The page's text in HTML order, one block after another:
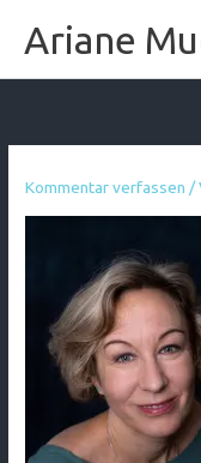
InhaltAriane
Kommentar verfassen /